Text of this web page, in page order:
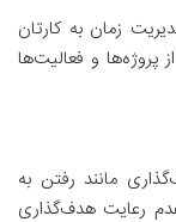
زمان به کارتان
پروژه‌ها و فعالیت‌ها
مانند رفتن به
رعایت هدف‌گذاری